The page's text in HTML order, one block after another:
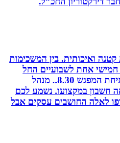
ואיכותית. בין המשכימות
אחת לשבועיים החל
משעה 8.00. שעת פתיחת המפגש 8.30.. מנהל
חשבון במקצועו. נשמע לכם
לאלה החושבים עסקים אבל